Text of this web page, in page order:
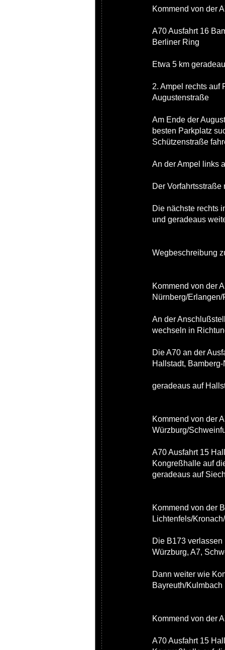
Kommend von der
A70 Ausfahrt 16
Berliner Ring
Etwa 5 km
2. Ampel rechts auf
Augustenstraße
Am Ende der
besten Parkplatz
Schützenstraße
An der Ampel links
Der
Die nächste rechts
und geradeaus
Wegbeschreibung
Kommend von der
Nürnberg/
An der
wechseln in
Die A70 an der
Hallstadt,
geradeaus auf
Kommend von der
Würzburg/
A70 Ausfahrt 15
Kongreßhalle auf
geradeaus auf
Kommend von der
Lichtenfels/
Die B173
Würzburg, A7,
Dann weiter wie
Bayreuth/Kulmbach
Kommend von der
A70 Ausfahrt 15